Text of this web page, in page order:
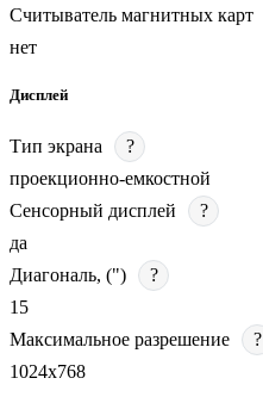
Считыватель магнитных карт
нет
Дисплей
Тип экрана
?
проекционно-емкостной
Сенсорный дисплей
?
да
Диагональ, (")
?
15
Максимальное разрешение
?
1024х768